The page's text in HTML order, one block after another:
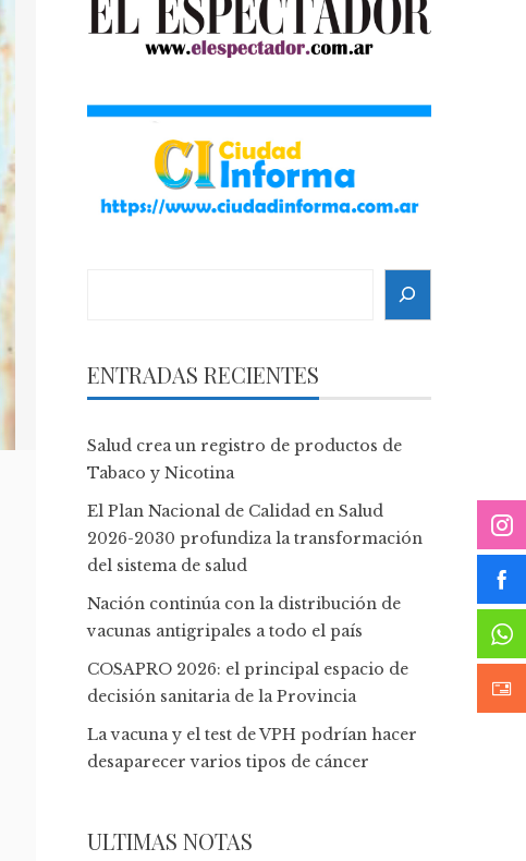
ENTRADAS RECIENTES
Salud crea un registro de productos de
Tabaco y Nicotina
El Plan Nacional de Calidad en Salud
2026-2030 profundiza la transformación
del sistema de salud
Nación continúa con la distribución de
vacunas antigripales a todo el país
COSAPRO 2026: el principal espacio de
decisión sanitaria de la Provincia
La vacuna y el test de VPH podrían hacer
desaparecer varios tipos de cáncer
ULTIMAS NOTAS